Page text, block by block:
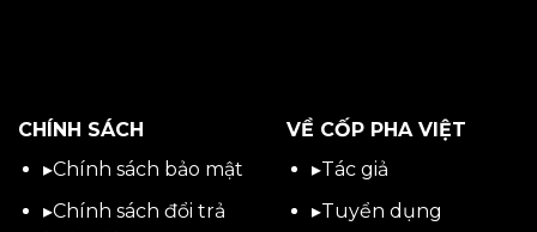
CHÍNH SÁCH
▸Chính sách bảo mật
▸Chính sách đổi trả
VỀ CỐP PHA VIỆT
▸Tác giả
▸Tuyển dụng